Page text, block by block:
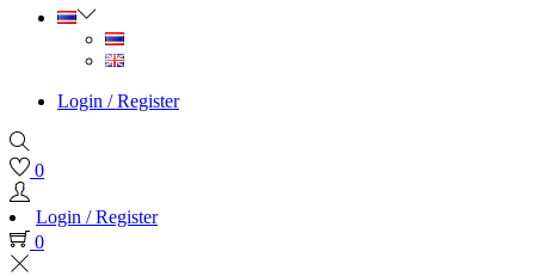
Login / Register
0
Login / Register
0